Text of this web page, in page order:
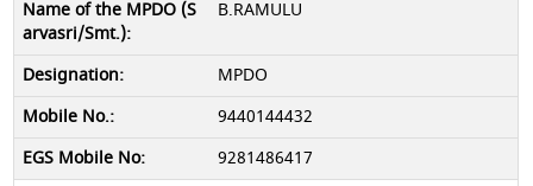
B.RAMULU
MPDO
9440144432
9281486417